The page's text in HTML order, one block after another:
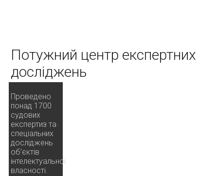
Потужний центр експертних
досліджень
Проведено
понад 1700
судових
експертиз та
спеціальних
досліджень
об’єктів
інтелектуальної
власності.